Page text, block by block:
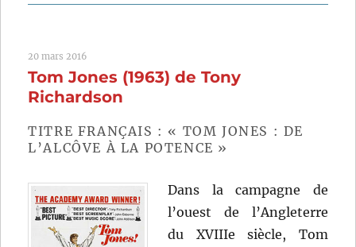
Un
(1966)
de
Zinnemann
20 mars 2016
Tom Jones (1963) de Tony
Richardson
TITRE FRANÇAIS : « TOM JONES : DE
L’ALCÔVE À LA POTENCE »
Dans la campagne de
l’ouest de l’Angleterre
du XVIIIe siècle, Tom